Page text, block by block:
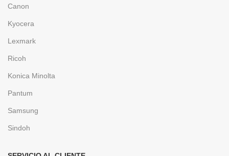
Canon
Kyocera
Lexmark
Ricoh
Konica Minolta
Pantum
Samsung
Sindoh